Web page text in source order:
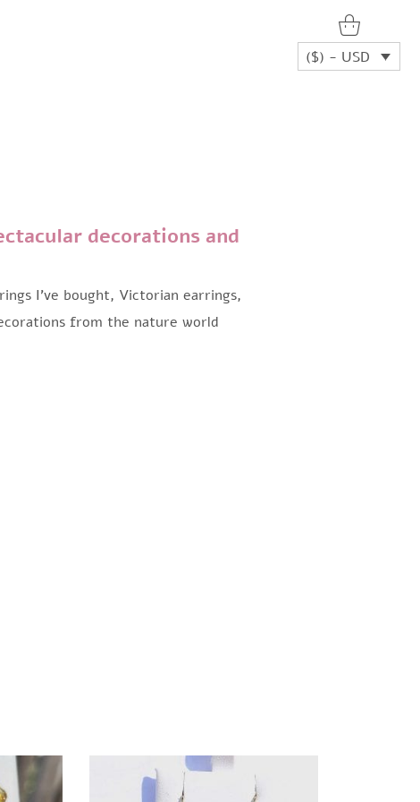
($) - USD
decorations and
I’ve bought, Victorian earrings,
from the nature world